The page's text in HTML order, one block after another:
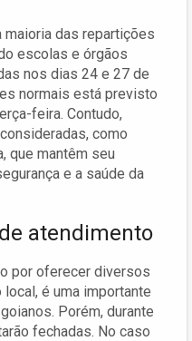
das repartições
escolas e órgãos
nos dias 24 e 27 de
normais está previsto
feira. Contudo,
como
que mantêm seu
e a saúde da
atendimento
por oferecer diversos
é uma importante
Porém, durante
fechadas. No caso